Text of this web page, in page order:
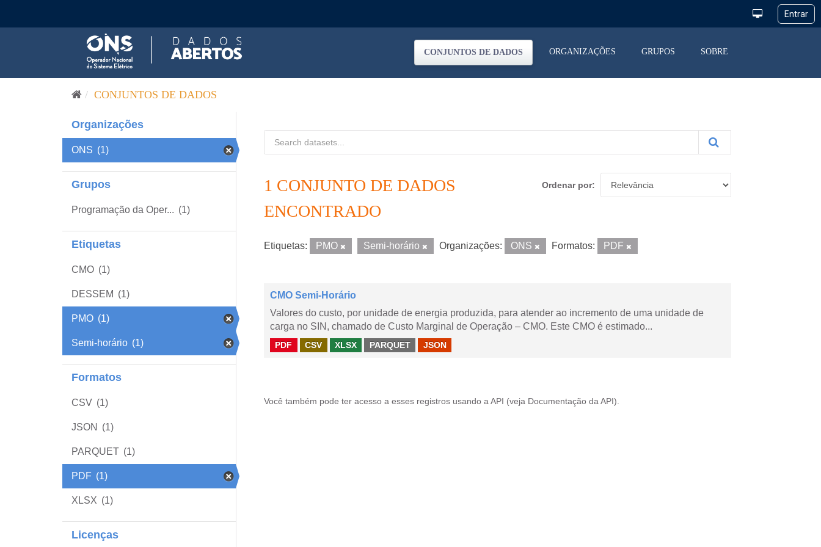
CONJUNTOS DE DADOS ORGANIZAÇÕES GRUPOS SOBRE
CONJUNTOS DE DADOS
Organizações
ONS (1)
Grupos
Programação da Oper... (1)
Etiquetas
CMO (1)
DESSEM (1)
PMO (1)
Semi-horário (1)
Formatos
CSV (1)
JSON (1)
PARQUET (1)
PDF (1)
XLSX (1)
Licenças
Ordenar por
1 CONJUNTO DE DADOS
ENCONTRADO
Etiquetas: PMO Semi-horário Organizações: ONS Formatos: PDF
CMO Semi-Horário
Valores do custo, por unidade de energia produzida, para atender ao incremento de uma unidade de
carga no SIN, chamado de Custo Marginal de Operação – CMO. Este CMO é estimado...
PDF CSV XLSX PARQUET JSON
Você também pode ter acesso a esses registros usando a API (veja Documentação da API ).